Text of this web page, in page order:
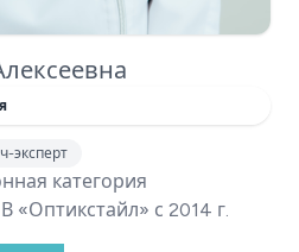
эксперт
категория
«Оптикстайл» с 2014 г.